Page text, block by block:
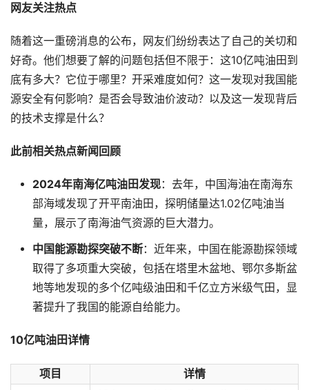
网友关注热点
随着这一重磅消息的公布，网友们纷纷表达了自己的关切和
好奇。他们想要了解的问题包括但不限于：这10亿吨油田到
底有多大？它位于哪里？开采难度如何？这一发现对我国能
源安全有何影响？是否会导致油价波动？以及这一发现背后
的技术支撑是什么？
此前相关热点新闻回顾
2024年南海亿吨油田发现：去年，中国海油在南海东
部海域发现了开平南油田，探明储量达1.02亿吨油当
量，展示了南海油气资源的巨大潜力。
中国能源勘探突破不断：近年来，中国在能源勘探领域
取得了多项重大突破，包括在塔里木盆地、鄂尔多斯盆
地等地发现的多个亿吨级油田和千亿立方米级气田，显
著提升了我国的能源自给能力。
10亿吨油田详情
项目 详情